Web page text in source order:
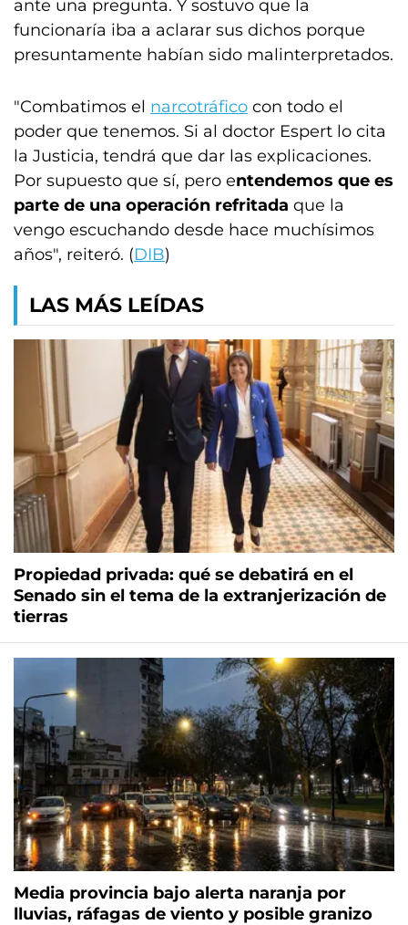
ante una pregunta. Y sostuvo que la
funcionaría iba a aclarar sus dichos porque
presuntamente habían sido malinterpretados.
"Combatimos el narcotráfico con todo el
poder que tenemos. Si al doctor Espert lo cita
la Justicia, tendrá que dar las explicaciones.
Por supuesto que sí, pero entendemos que es
parte de una operación refritada que la
vengo escuchando desde hace muchísimos
años", reiteró. (DIB)
LAS MÁS LEÍDAS
Propiedad privada: qué se debatirá en el
Senado sin el tema de la extranjerización de
tierras
Media provincia bajo alerta naranja por
lluvias, ráfagas de viento y posible granizo